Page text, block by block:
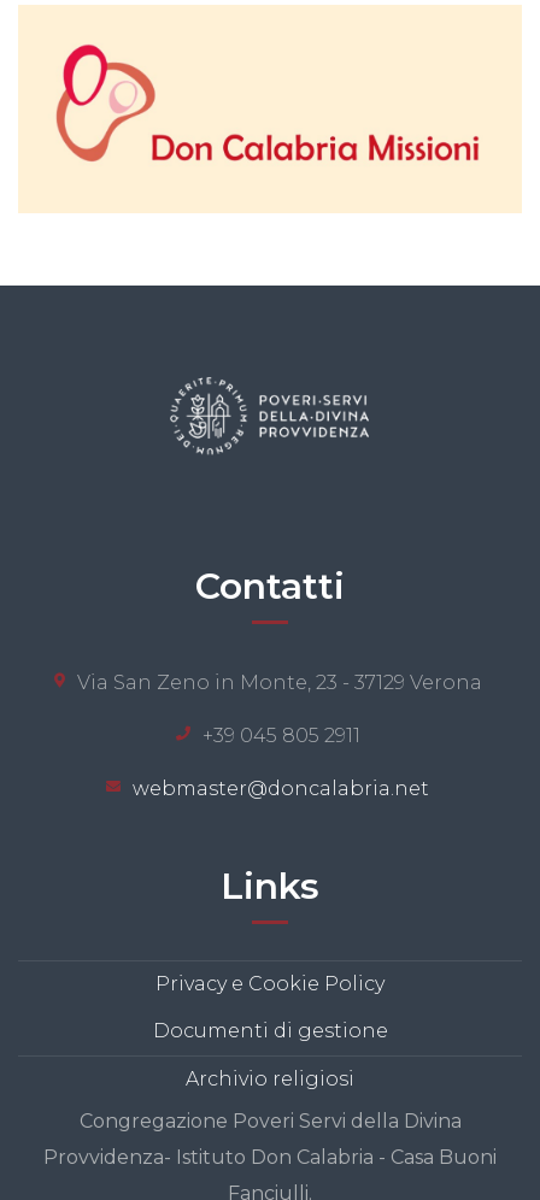
Contatti
Via San Zeno in Monte, 23 - 37129 Verona
+39 045 805 2911
webmaster@doncalabria.net
Links
Privacy e Cookie Policy
Documenti di gestione
Archivio religiosi
Congregazione Poveri Servi della Divina
Provvidenza- Istituto Don Calabria - Casa Buoni
Fanciulli.